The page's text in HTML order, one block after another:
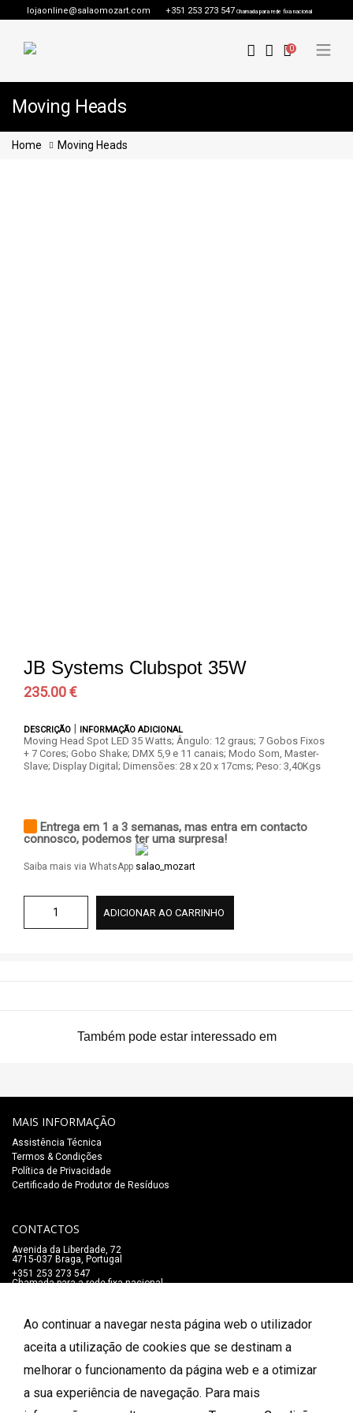
Ao continuar a navegar nesta página web o utilizador
aceita a utilização de cookies que se destinam a
melhorar o funcionamento da página web e a otimizar
a sua experiência de navegação. Para mais
lojaonline@salaomozart.com +351 253 273 547 Chamada para rede fixa nacional
0
Moving Heads
Home Moving Heads
JB Systems Clubspot 35W
235.00 €
DESCRIÇÃO | INFORMAÇÃO ADICIONAL
Moving Head Spot LED 35 Watts; Ângulo: 12 graus; 7 Gobos Fixos
+ 7 Cores; Gobo Shake; DMX 5,9 e 11 canais; Modo Som, Master-
Slave; Display Digital; Dimensões: 28 x 20 x 17cms; Peso: 3,40Kgs
Entrega em 1 a 3 semanas, mas entra em contacto
connosco, podemos ter uma surpresa!
Saiba mais via WhatsApp
ADICIONAR AO CARRINHO
Também pode estar interessado em
MAIS INFORMAÇÃO
Assistência Técnica
Termos & Condições
Política de Privacidade
Certificado de Produtor de Resíduos
CONTACTOS
Avenida da Liberdade, 72
4715-037 Braga, Portugal
+351 253 273 547
Chamada para a rede fixa nacional
FORMAS DE PAGAMENTO